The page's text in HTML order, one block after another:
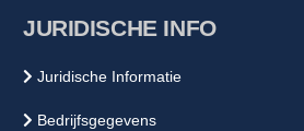
JURIDISCHE INFO
Juridische Informatie
Bedrijfsgegevens